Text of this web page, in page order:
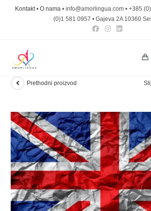
Kontakt• O nama • info@amorlingua.com • +385
(0)1 581 0957 • Gajeva 2A 10360
Prethodni proizvod